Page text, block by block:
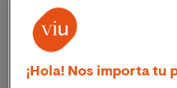
conceptos teóricos y
debemos continuamente
que vivimos en nuestros
¡Hola! Nos importa tu